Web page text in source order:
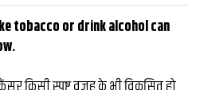
tobacco or drink alcohol can